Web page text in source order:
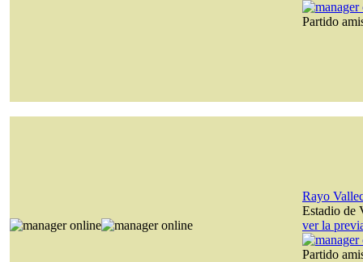
Partido
Rayo
Estadio de
ver la
Partido